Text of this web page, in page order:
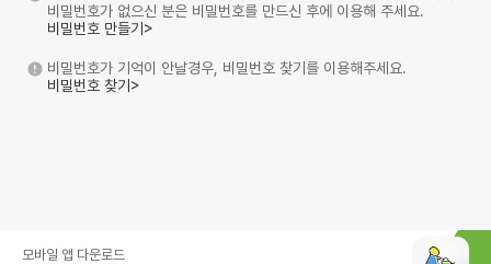
비밀번호가 없으신 분은 비밀번호를 만드신 후에 이용해 주세요.
비밀번호 만들기>
비밀번호가 기억이 안날경우, 비밀번호 찾기를 이용해주세요.
비밀번호 찾기>
모바일 앱 다운로드